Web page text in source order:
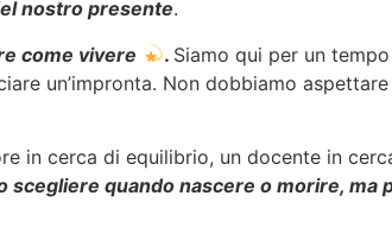
nostro presente.
come vivere
. Siamo qui per un
un’impronta. Non dobbiamo
in cerca di equilibrio, un docente in
scegliere quando nascere o morire, ma